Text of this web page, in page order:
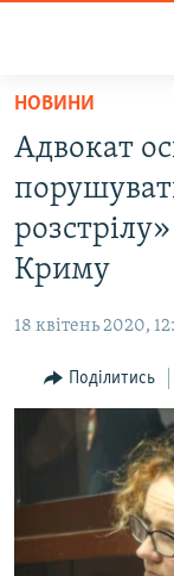
Перейти
основного
матеріалу
Перейти
до
основної
Перейти
пошуку
ВОДА.КРИМ
ВІДЕО ТА ФОТО
ПОЛІТИКА
ІНТЕРВ'Ю
ВСЕ ЗА ДЕНЬ
СПЕЦПРОЕКТИ
ДЕПОРТАЦІЯ
ВІДЕОУРОКИ
ЯК ОБІЙТИ
НОВИНИ
Адвокат
Криму
18 квітень 2020,
Поділитись